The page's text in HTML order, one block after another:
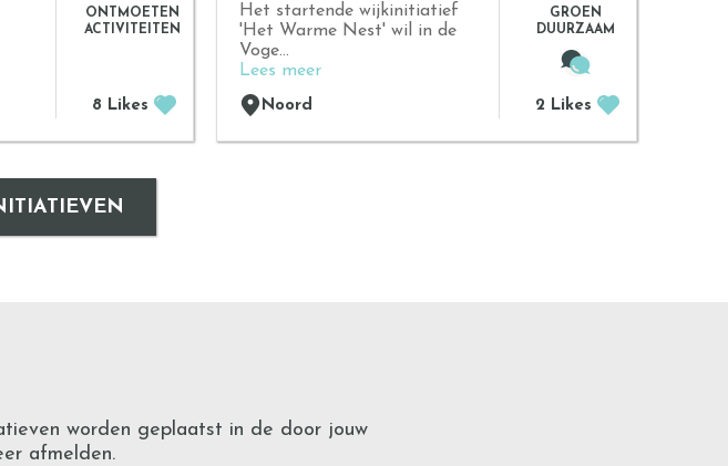
ONTMOETEN
ACTIVITEITEN
8 Likes
Het startende wijkinitiatief
'Het Warme Nest' wil in de
Voge...
Lees meer
Noord
GROEN
DUURZAAM
2 Likes
worden geplaatst in de door jouw
afmelden.